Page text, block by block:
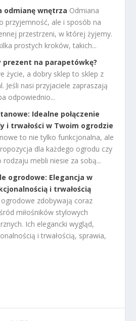
odmianę wnętrza Odmiana
przyjemność, ale i sposób na
przestrzeni, w której żyjemy.
prostych kroków, takich...
prezent na parapetówkę?
życie, a dobry sklep to sklep z
Jeśli nasi przyjaciele zapraszają
odpowiednio...
Idealne połączenie
i trwałości w Twoim ogrodzie
to nie tylko funkcjonalna, ale
dla każdego ogrodu czy
mebli niesie za sobą...
ogrodowe: Elegancja w
i trwałością
zdobywają coraz
miłośników stylowych
Ich elegancki wygląd,
i trwałością, sprawia,